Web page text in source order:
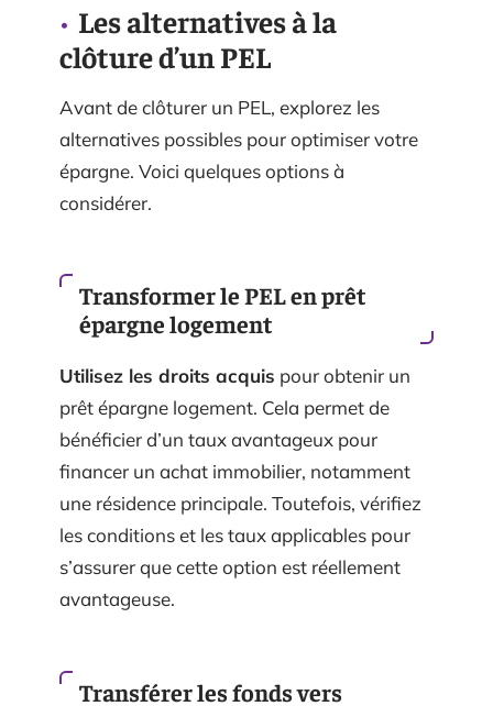
Les alternatives à la
clôture d’un PEL
Avant de clôturer un PEL, explorez les
alternatives possibles pour optimiser votre
épargne. Voici quelques options à
considérer.
Transformer le PEL en prêt
épargne logement
Utilisez les droits acquis pour obtenir un
prêt épargne logement. Cela permet de
bénéficier d’un taux avantageux pour
financer un achat immobilier, notamment
une résidence principale. Toutefois, vérifiez
les conditions et les taux applicables pour
s’assurer que cette option est réellement
avantageuse.
Transférer les fonds vers